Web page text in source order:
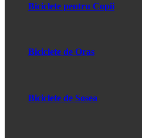
Biciclete pentru Copii
Biciclete de Oras
Biciclete de Sosea